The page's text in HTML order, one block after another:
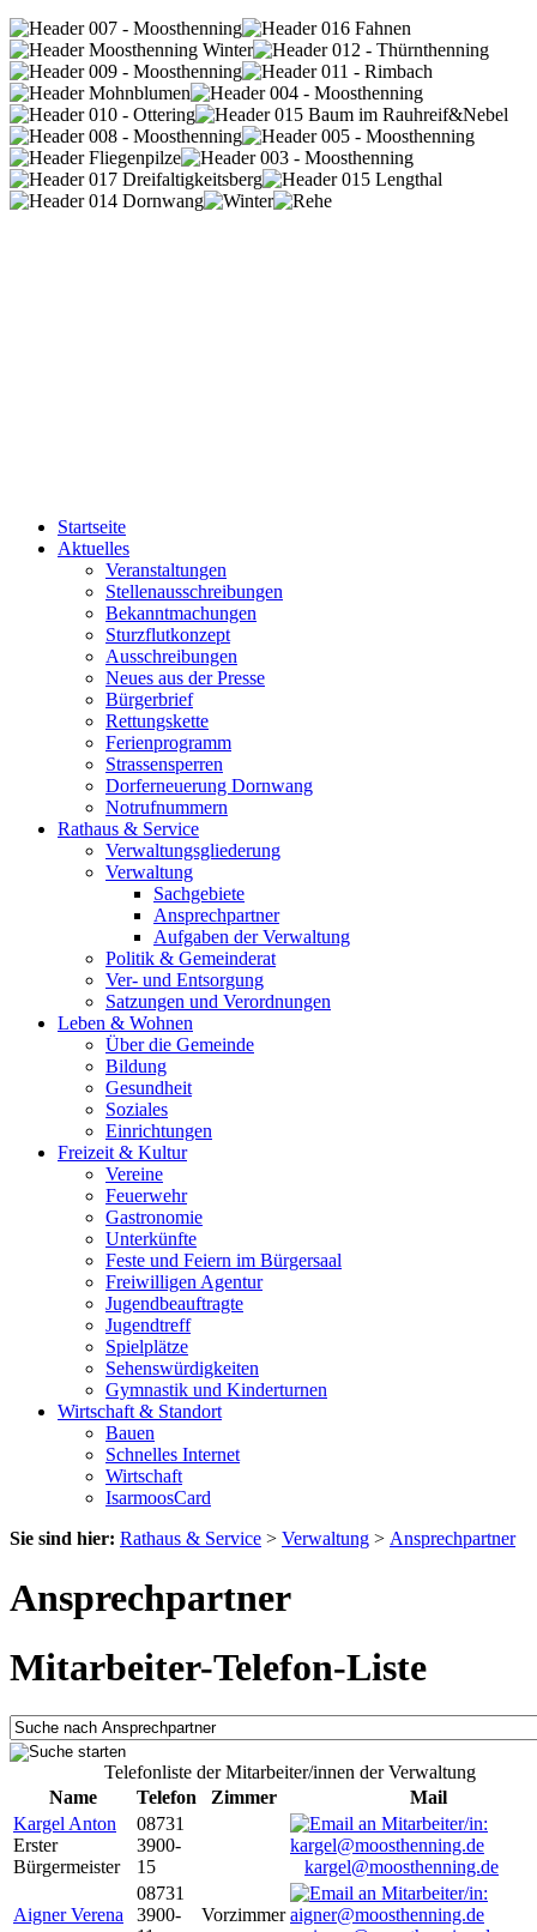
Startseite
Aktuelles
Veranstaltungen
Stellenausschreibungen
Bekanntmachungen
Sturzflutkonzept
Ausschreibungen
Neues aus der Presse
Bürgerbrief
Rettungskette
Ferienprogramm
Strassensperren
Dorferneuerung Dornwang
Notrufnummern
Rathaus & Service
Verwaltungsgliederung
Verwaltung
Sachgebiete
Ansprechpartner
Aufgaben der Verwaltung
Politik & Gemeinderat
Ver- und Entsorgung
Satzungen und Verordnungen
Leben & Wohnen
Über die Gemeinde
Bildung
Gesundheit
Soziales
Einrichtungen
Freizeit & Kultur
Vereine
Feuerwehr
Gastronomie
Unterkünfte
Feste und Feiern im Bürgersaal
Freiwilligen Agentur
Jugendbeauftragte
Jugendtreff
Spielplätze
Sehenswürdigkeiten
Gymnastik und Kinderturnen
Wirtschaft & Standort
Bauen
Schnelles Internet
Wirtschaft
IsarmoosCard
Sie sind hier: Rathaus & Service > Verwaltung > Ansprechpartner
Ansprechpartner
Mitarbeiter-Telefon-Liste
Telefonliste der Mitarbeiter/innen der Verwaltung
Name
Telefon Zimmer
Mail
Kargel Anton
Erster
Bürgermeister
08731
3900-
15
kargel@moosthenning.de
Aigner Verena
08731
3900-
Vorzimmer